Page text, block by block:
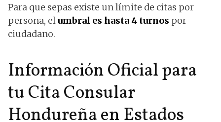
Para que sepas existe un límite de citas por
persona, elumbral es hasta 4 turnos por
ciudadano.
Información Oficial para
tu Cita Consular
Hondureña en Estados